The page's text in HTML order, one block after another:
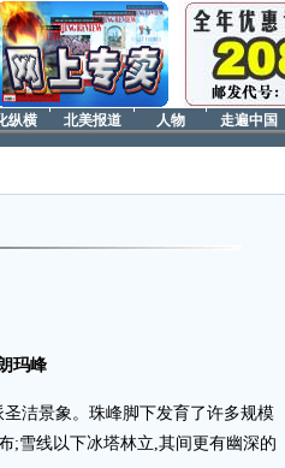
走遍中国
人物
北美报道
纵横
玛峰
洁景象。珠峰脚下发育了许多规模
;雪线以下冰塔林立,其间更有幽深的